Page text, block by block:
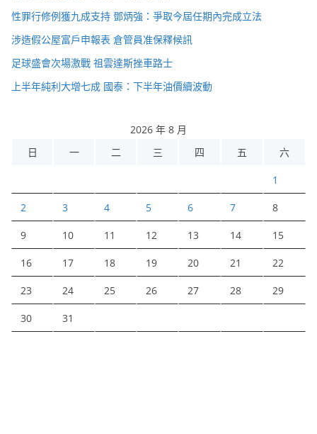
性罪行修例獲九成支持 鄧炳強：爭取今屆任期內完成立法
涉造假公屋富戶申報表 倉管員准保釋候訊
足球盛會次場激戰 祖雲達斯挫車路士
上半年純利大增七成 國泰：下半年油價續波動
2026 年 8 月
日
一 二 三 四 五 六
1
2 3 4 5 6 7 8
9 10 11 12 13 14 15
16 17 18 19 20 21 22
23 24 25 26 27 28 29
30 31